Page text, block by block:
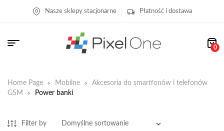
Nasze sklepy stacjonarne Płatność i dostawa
0
Home Page Mobilne
Akcesoria do smartfonów i telefonów
GSM
Power banki
Filter by